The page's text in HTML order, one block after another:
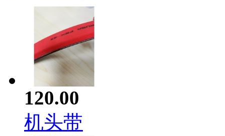
120.00
机头带